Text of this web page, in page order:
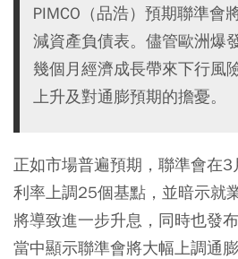
PIMCO（品浩）預期聯準會
減資產負債表。儘管歐洲爆
幾個月經濟成長帶來下行風
上升及對通膨預期的擔憂。
正如市場普遍預期，聯準會在
利率上調25個基點，並暗示就
將導致進一步升息，同時也發
當中顯示聯準會將大幅上調通